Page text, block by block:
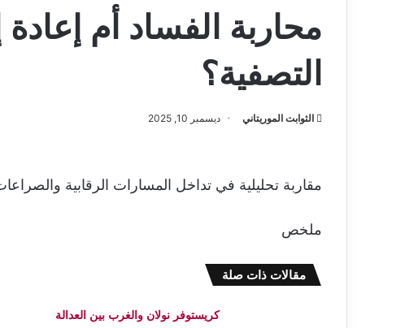
محاربة الفساد أم
التصفية؟
الثوابت الموريتاني ديسمبر 10, 2025
مقاربة تحليلية في تداخل المسارات الرقابية
ملخص
مقالات ذات صلة
كريستوفر نولان والغرب بين العدالة